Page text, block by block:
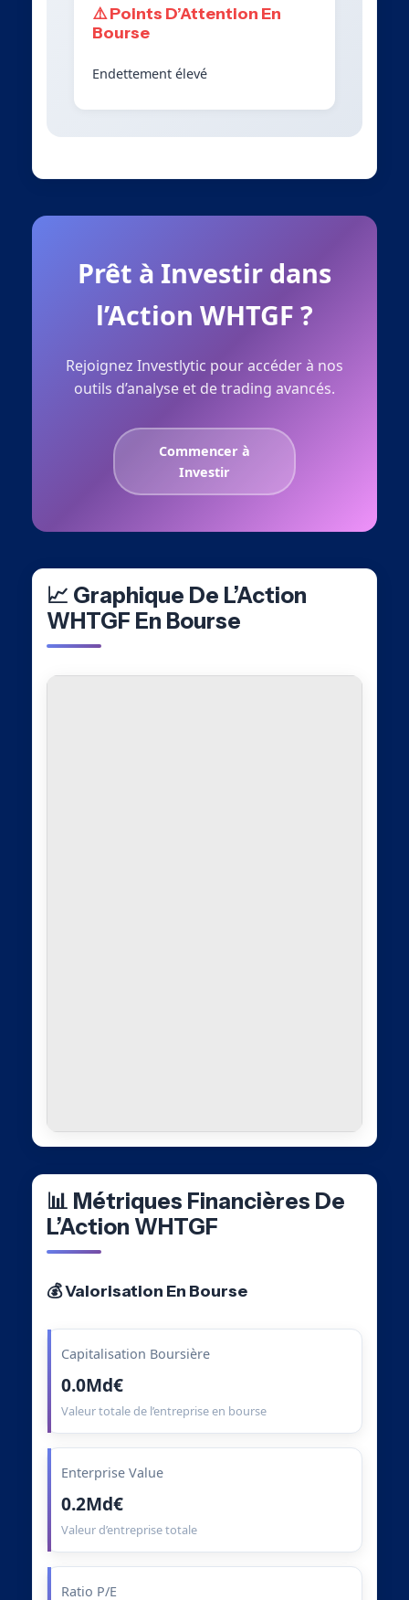
⚠️ Points D’Attention En
Bourse
Endettement élevé
Prêt à Investir dans
l’Action WHTGF ?
Rejoignez Investlytic pour accéder à nos
outils d’analyse et de trading avancés.
Commencer à
Investir
📈 Graphique De L’Action
WHTGF En Bourse
📊 Métriques Financières De
L’Action WHTGF
💰 Valorisation En Bourse
Capitalisation Boursière
0.0Md€
Valeur totale de l’entreprise en bourse
Enterprise Value
0.2Md€
Valeur d’entreprise totale
Ratio P/E